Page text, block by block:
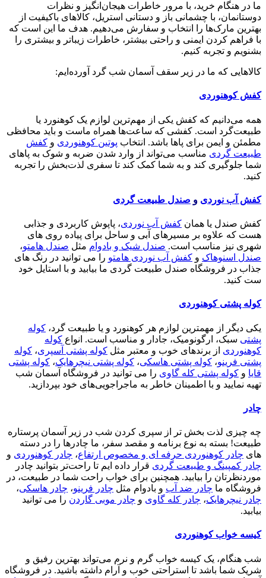
ما در هنگام خرید، با مرور خاطرات هیجان‌انگیز و نظرات
دوستانمان، با چشمانی باز و دستانی استریل، کالاهای باکیفیت از
بهترین مارک‌ها را انتخاب و سفارش می‌دهیم. هدف ما این است که
با فراهم کردن ایمنی و راحتی بیشتر، خاطرات زیباتر و بیشتری را
بشنویم و تجربه کنیم.
کالاهایی که ما در زیر سقف آسمان شب گرد آورده‌ایم:
کفش کوهنوردی
همه می‌دانیم که کفش یکی از مهم‌ترین لوازم یک کوهنورد یا
طبیعت‌گرد است. کفشی که ساعت‌ها همراه ماست و باید محافظی
مطمئن و ایمن برای پاها باشد. انتخاب پوتین کوهنوردی و کفش
طبیعت گردی مناسب می‌تواند از وارد شدن ضربه و شوک به پاهای
شما جلوگیری کند و به شما کمک کند تا سفری لذت‌بخش را تجربه
کنید.
کفش آب نوردی و صندل طبیعت گردی
کفش صندل یا همان کفش آب نوردی، پاپوش کاربردی و جذابی
هست که علاوه بر مسیرهای آبی و ساحل برای پیاده روی های
شهری نیز مناسب است. صندل شیک و بادوام مثل صندل هامتو،
صندل اسنوهاک و کفش آب نوردی هامتو را می توانید در رنگ های
جذاب در فروشگاه صندل طبیعت گردی ما بیابید و با استایل خود
ست کنید.
کوله پشتی کوهنوردی
یکی دیگر از مهمترین لوازم هر کوهنورد و یا طبیعت گرد، کوله
پشتی سبک، ارگونومیک، جادار و مناسب است. انواع کوله
کوهنوردی از برندهای خوب و معتبر مثل کوله پشتی آسپری، کوله
پشتی فرینو، کوله پشتی هاسکی، کوله پشتی نیچرهایک، کوله پشتی
قایا و کوله پشتی کله گاوی را می توانید در فروشگاه آسمان شب
تهیه نمایید و با اطمینان خاطر به ماجراجویی‌های خود بپردازید.
چادر
چه چیزی لذت بخش تر از سپری کردن شب در زیر آسمان پرستاره
طبیعت! بسته به نوع برنامه و مقصد سفر، ما چادرها را در دسته
های چادر کوهنوردی حرفه ای و مخصوص ارتفاع، چادر کوهنوردی و
چادر کمپینگ و طبیعت گردی قرار داده ایم تا راحت‌تر بتوانید چادر
موردنظرتان را بیابید. همچنین برای خواب راحت شما در طبیعت، در
فروشگاه ما چادر ضد آب و بادوام مثل چادر فرینو، چادر هاسکی،
چادر نیچرهایک، چادر کله گاوی و چادر موبی گاردن را می توانید
بیابید.
کیسه خواب کوهنوردی
شب هنگام، یک کیسه خواب گرم و نرم می‌تواند بهترین رفیق و
شریک شما باشد تا استراحتی خوب و آرام داشته باشید. در فروشگاه